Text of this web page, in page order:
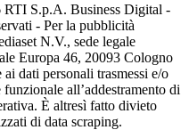
RTI S.p.A. Business Digital -
- Per la pubblicità
N.V., sede legale
Europa 46, 20093 Cologno
dati personali trasmessi e/o
all’addestramento di
È altresì fatto divieto
di data scraping.